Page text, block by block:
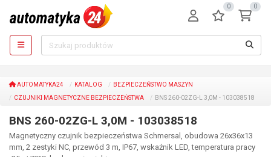
0 0
AUTOMATYKA24 KATALOG
BEZPIECZEŃSTWO MASZYN
CZUJNIKI MAGNETYCZNE BEZPIECZEŃSTWA
BNS 260-02ZG-L 3,0M - 103038518
BNS 260-02ZG-L 3,0M - 103038518
Magnetyczny czujnik bezpieczeństwa Schmersal, obudowa 26x36x13
mm, 2 zestyki NC, przewód 3 m, IP67, wskaźnik LED, temperatura pracy